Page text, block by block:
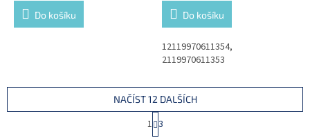
Do košíku Do košíku
12119970611354,
2119970611353
NAČÍST 12 DALŠÍCH
t
1 3